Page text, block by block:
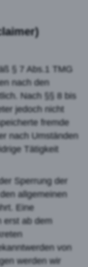
§ 7 Abs.1 TMG
nach den
Nach §§ 8 bis
jedoch nicht
fremde
nach Umständen
Tätigkeit
Sperrung der
allgemeinen
Eine
erst ab dem
von
werden wir